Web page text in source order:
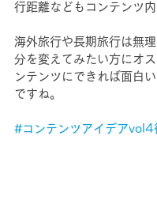
行距離などもコンテンツ内
海外旅行や長期旅行は無
分を変えてみたい方にオ
ンテンツにできれば面白
ですね。
#コンテンツアイデアvol4